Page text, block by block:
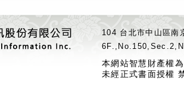
104 台北市中山區
本網站智慧財產權
未經正式書面授權